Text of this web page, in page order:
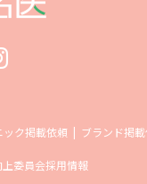
ック掲載依頼 ブランド掲
委員会採用情報